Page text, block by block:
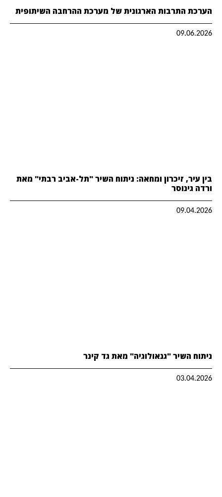
הערכת התרבות הארגונית של מערכת ההרחבה השיתופית
09.06.2026
בין עיר, זיכרון ומחאה: ניתוח השיר "תל-אביב רבתי" מאת
ורדה גינוסר
09.04.2026
ניתוח השיר "גנאולוגיה" מאת גד קינר
03.04.2026